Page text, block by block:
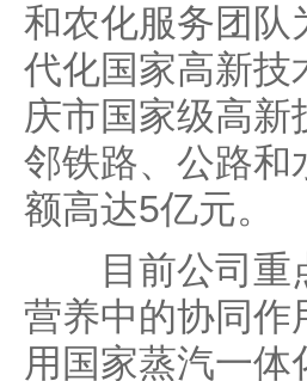
和农化服务团队
代化国家高新技
庆市国家级高
邻铁路、公路和
额高达5亿元。
目前公司重点
营养中的协同作
用国家蒸汽一